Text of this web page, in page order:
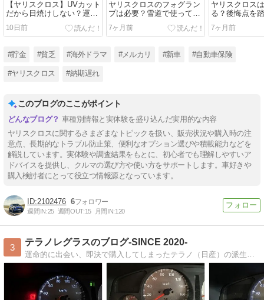
【ヤリスクロス】UVカット
だから日焼けしない？運転
中の紫外線対策を女性オー
ナーが解説
10日前
ヤリスクロスのフォグラン
プは必要？雪道で使って分
かった役割・メリットと注
意点
7ヶ月前
ヤリスクロス
る？後悔点を
った本当の魅力
7ヶ月前
#貯金 #貧乏 #海外ドラマ #メルカリ #新車 #自動車保険
#ヤリスクロス #納期遅れ
このブログのここがポイント
車種別情報と実体験を盛り込んだ実用的な内容
ヤリスクロスに関するさまざまなトピックを扱い、販売状況や購入時の注
意点、長期的なトラブル防止策、便利なオプション選びや積載能力などを
解説しています。実体験や調査結果をもとに、初心者でも理解しやすいア
ドバイスを提供し、クルマの選び方や使い方をサポートします。車好きや
購入検討者にとって役立つ情報源となっています。
2102476 6
週間IN:25 週間OUT:15 月間IN:120
3
テラノレグラスのブログ-SINCE 2020-